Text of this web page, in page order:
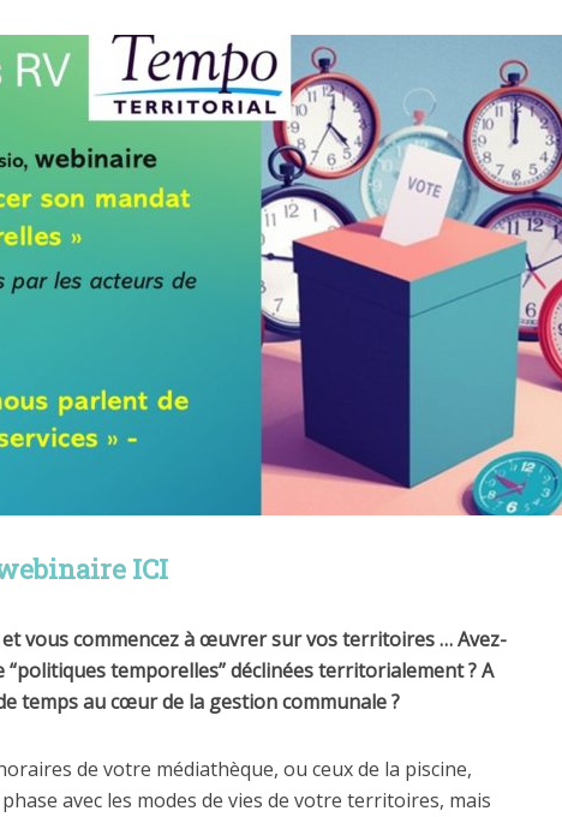
ICI
et vous commencez à œuvrer sur vos territoires … Avez-
“politiques temporelles” déclinées territorialement ? A
temps au cœur de la gestion communale ?
de votre médiathèque, ou ceux de la piscine,
avec les modes de vies de votre territoires, mais